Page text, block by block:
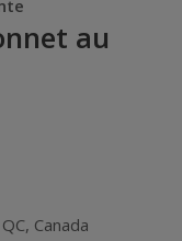
au
QC, Canada